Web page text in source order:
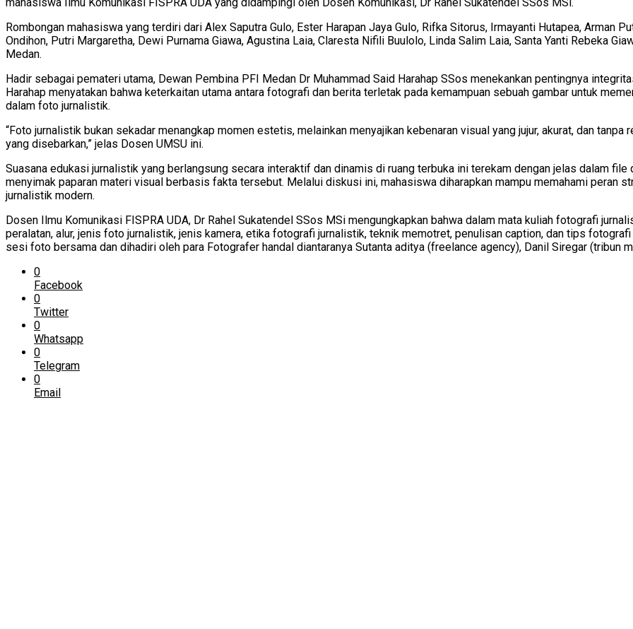
Rombongan mahasiswa yang terdiri dari Alex Saputra Gulo, Ester Harapan Jaya Gulo, Rifka Sitorus, Irmayanti Hutapea, Arman
Ondihon, Putri Margaretha, Dewi Purnama Giawa, Agustina Laia, Claresta Nifili Buulolo, Linda Salim Laia, Santa Yanti Rebeka
Medan.
Hadir sebagai pemateri utama, Dewan Pembina PFI Medan Dr Muhammad Said Harahap SSos menekankan pentingnya
Harahap menyatakan bahwa keterkaitan utama antara fotografi dan berita terletak pada kemampuan sebuah gambar untuk
dalam foto jurnalistik.
“Foto jurnalistik bukan sekadar menangkap momen estetis, melainkan menyajikan kebenaran visual yang jujur, akurat, dan
yang disebarkan,” jelas Dosen UMSU ini.
Suasana edukasi jurnalistik yang berlangsung secara interaktif dan dinamis di ruang terbuka ini terekam dengan jelas dalam
menyimak paparan materi visual berbasis fakta tersebut. Melalui diskusi ini, mahasiswa diharapkan mampu memahami peran
jurnalistik modern.
Dosen Ilmu Komunikasi FISPRA UDA, Dr Rahel Sukatendel SSos MSi mengungkapkan bahwa dalam mata kuliah fotografi
peralatan, alur, jenis foto jurnalistik, jenis kamera, etika fotografi jurnalistik, teknik memotret, penulisan caption, dan tips
sesi foto bersama dan dihadiri oleh para Fotografer handal diantaranya Sutanta aditya (freelance agency), Danil Siregar (tribun
0
Facebook
0
Twitter
0
Whatsapp
0
Telegram
0
Email